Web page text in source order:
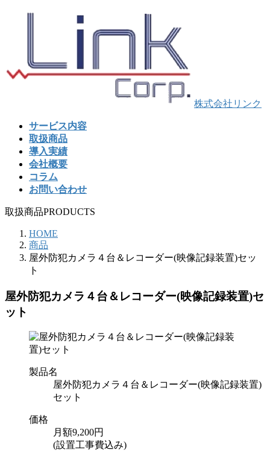
へ
ョ
株式会社リンク
サービス内容
取扱商品
導入実績
会社概要
コラム
お問い合わせ
取扱商品PRODUCTS
HOME
商品
屋外防犯カメラ４台＆レコーダー(映像記録装置)セッ
ト
屋外防犯カメラ４台＆レコーダー(映像記録装置)セ
ット
製品名
屋外防犯カメラ４台＆レコーダー(映像記録装置)
セット
価格
月額9,200円
(設置工事費込み)